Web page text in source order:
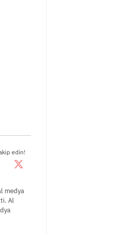
edin!
medya
Al